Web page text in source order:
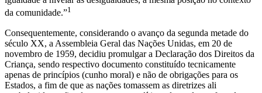
da comunidade.”1
Consequentemente, considerando o avanço da segunda metade do
século XX, a Assembleia Geral das Nações Unidas, em 20 de
novembro de 1959, decidiu promulgar a Declaração dos Direitos da
Criança, sendo respectivo documento constituído tecnicamente
apenas de princípios (cunho moral) e não de obrigações para os
Estados, a fim de que as nações tomassem as diretrizes ali